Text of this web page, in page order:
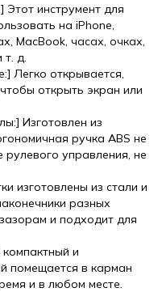
Этот инструмент для
на iPhone,
MacBook, часах, очках,
д.
Легко открывается,
открыть экран или
Изготовлен из
ручка ABS не
рулевого управления, не
изготовлены из стали и
разных
и подходит для
компактный и
помещается в карман
и в любом месте.